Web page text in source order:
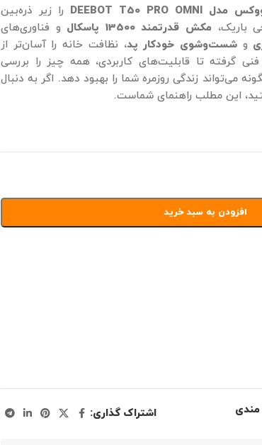
مدل DEEBOT T50 PRO OMNI را زیر ذره‌بین
باریک، مکش قدرتمند 13500 پاسکال
و فناوری‌های
و شست‌وشوی خودکار پد، نظافت خانه را آسان‌تر از
گرفته تا قابلیت‌های کاربردی، همه چیز را بررسی
می‌تواند زندگی روزمره شما را بهبود دهد. اگر به دنبال
این مطلب راهنمای شماست.
افزودن به سبد خرید
مندی اشتراک گذاری: